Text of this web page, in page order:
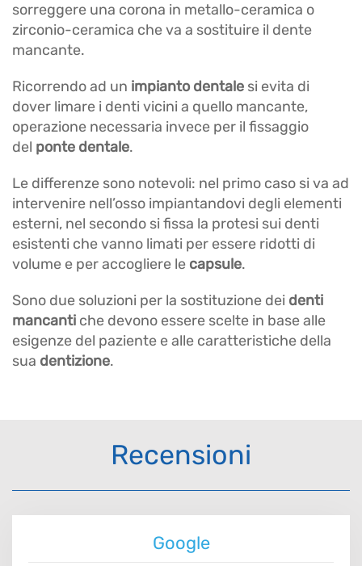
sorreggere una corona in metallo-ceramica o
zirconio-ceramica che va a sostituire il dente
mancante.
Ricorrendo ad un impianto dentale si evita di
dover limare i denti vicini a quello mancante,
operazione necessaria invece per il fissaggio
del ponte dentale.
Le differenze sono notevoli: nel primo caso si va ad
intervenire nell’osso impiantandovi degli elementi
esterni, nel secondo si fissa la protesi sui denti
esistenti che vanno limati per essere ridotti di
volume e per accogliere le capsule.
Sono due soluzioni per la sostituzione dei denti
mancanti che devono essere scelte in base alle
esigenze del paziente e alle caratteristiche della
sua dentizione.
Recensioni
Google